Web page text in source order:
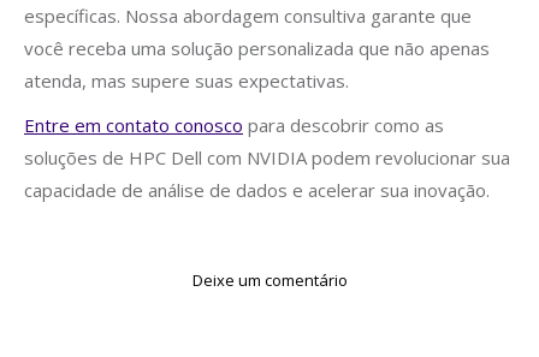
específicas. Nossa abordagem consultiva garante que
você receba uma solução personalizada que não apenas
atenda, mas supere suas expectativas.
Entre em contato conosco para descobrir como as
soluções de HPC Dell com NVIDIA podem revolucionar sua
capacidade de análise de dados e acelerar sua inovação.
Deixe um comentário